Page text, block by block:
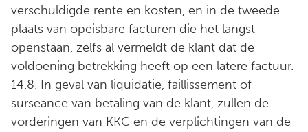
verschuldigde rente en kosten, en in de tweede
plaats van opeisbare facturen die het langst
openstaan, zelfs al vermeldt de klant dat de
voldoening betrekking heeft op een latere factuur.
14.8. In geval van liquidatie, faillissement of
surseance van betaling van de klant, zullen de
vorderingen van KKC en de verplichtingen van de